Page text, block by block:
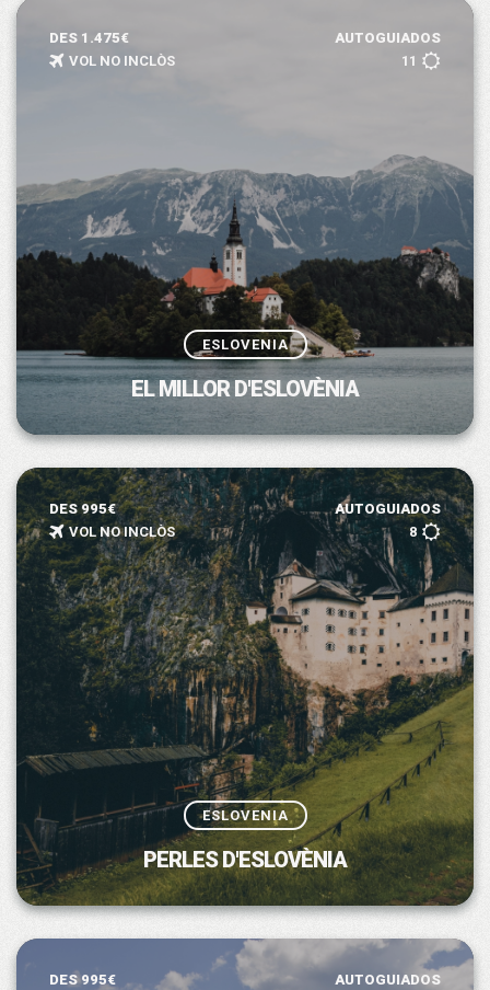
DES 1.475€
AUTOGUIADOS
VOL NO INCLÒS
11
ESLOVENIA
EL MILLOR D'ESLOVÈNIA
DES 995€
AUTOGUIADOS
VOL NO INCLÒS
8
ESLOVENIA
PERLES D'ESLOVÈNIA
DES 995€ AUTOGUIADOS